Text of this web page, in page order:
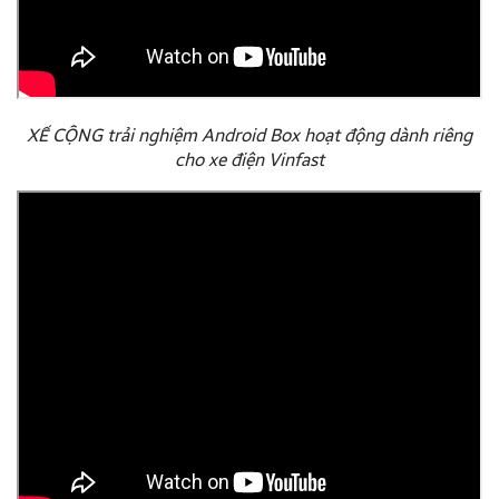
XẾ CỘNG trải nghiệm Android Box hoạt động dành riêng
cho xe điện Vinfast